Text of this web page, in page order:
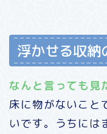
浮かせる収納
なんと言っても見
床に物がないこと
いです。うちには